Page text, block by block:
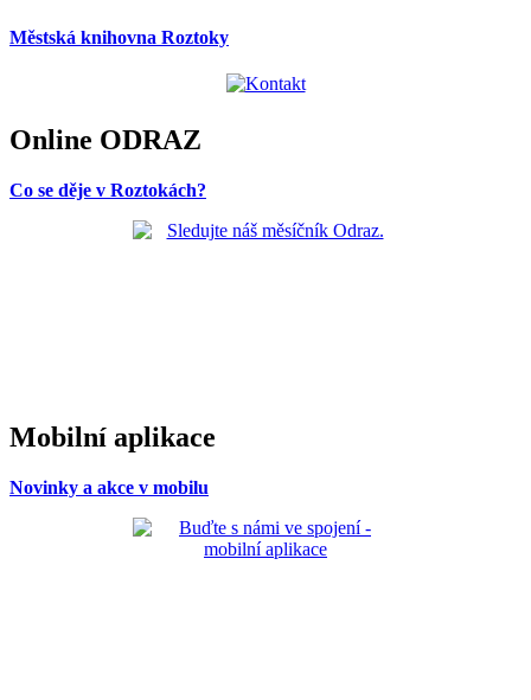
Městská knihovna Roztoky
Online ODRAZ
Co se děje v Roztokách?
Mobilní aplikace
Novinky a akce v mobilu